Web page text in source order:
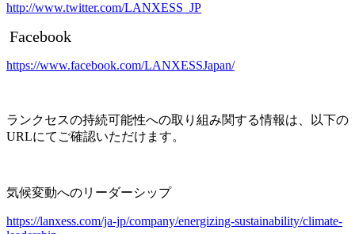
http://www.twitter.com/LANXESS_JP
Facebook
https://www.facebook.com/LANXESSJapan/
ランクセスの持続可能性への取り組み関する情報は、以下の
URLにてご確認いただけます。
気候変動へのリーダーシップ
https://lanxess.com/ja-jp/company/energizing-sustainability/climate-